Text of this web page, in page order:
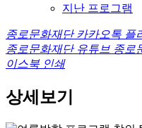
지난 프로그램
종로문화재단 카카오톡 플
종로문화재단 유튜브 종로
이스북 인쇄
상세보기